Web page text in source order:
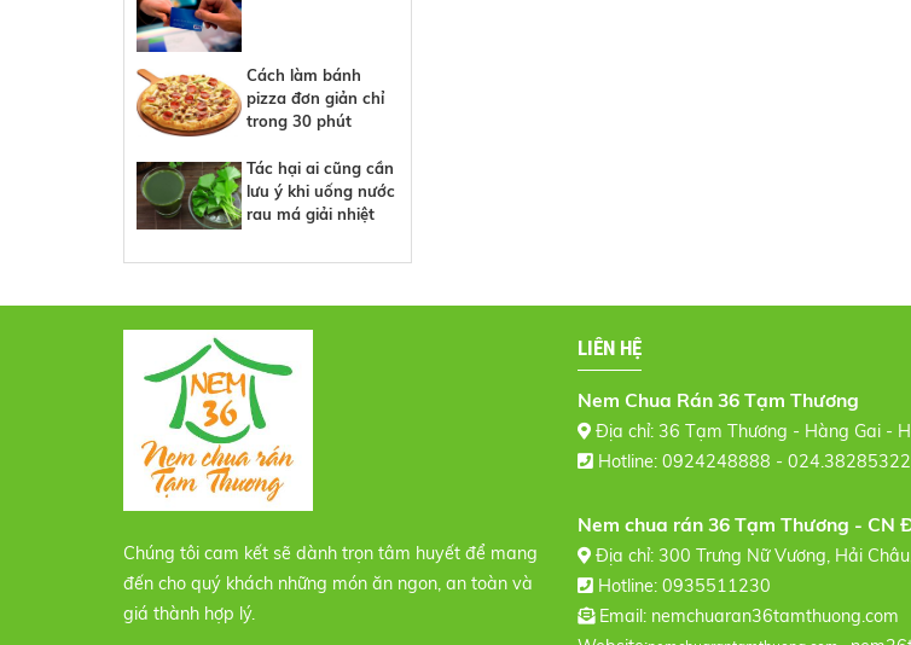
Cách làm bánh
pizza đơn giản chỉ
trong 30 phút
Tác hại ai cũng cần
lưu ý khi uống nước
rau má giải nhiệt
Chúng tôi cam kết sẽ dành trọn tâm huyết để mang
đến cho quý khách những món ăn ngon, an toàn và
giá thành hợp lý.
LIÊN HỆ
Nem Chua Rán 36 Tạm Thương
Địa chỉ: 36 Tạm Thương - Hàng Gai -
Hotline: 0924248888 - 024.38285322
Nem chua rán 36 Tạm Thương - CN
Địa chỉ: 300 Trưng Nữ Vương, Hải
Hotline: 0935511230
Email: nemchuaran36tamthuong.com